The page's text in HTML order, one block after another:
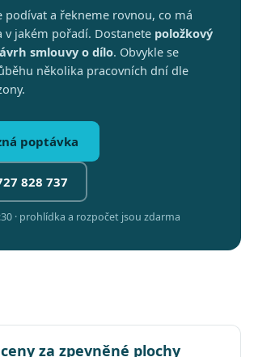
podívat a řekneme rovnou, co má
v jakém pořadí. Dostanete položkový
smlouvy o dílo. Obvykle se
několika pracovních dní dle
poptávka
828 737
· prohlídka a rozpočet jsou zdarma
za zpevněné plochy